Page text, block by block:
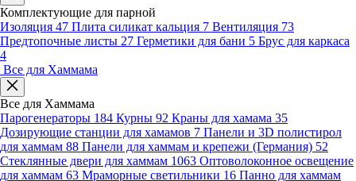
Комплектующие для парной
Изоляция 47 Плита силикат кальция 7 Вентиляция 73
Предтопочные листы 27 Герметики для бани 5 Брус для каркаса
4
Все для Хаммама
Все для Хаммама
Парогенераторы 184 Курны 92 Краны для хамама 35
Дозирующие станции для хамамов 7 Панели и 3D полистирол
для хаммам 88 Панели для хаммам и крепежи (Германия) 52
Стеклянные двери для хаммам 1063 Оптоволоконное освещение
для хаммам 63 Мраморные светильники 16 Панно для хаммам